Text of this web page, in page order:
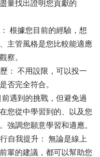
量找出證明您貢獻的
根據您目前的經驗，想
主管風格是您比較能適應
察。
： 不用設限，可以投一
否完全符合。
遇到的挑戰，但避免過
您從中學習到的、以及您
強調您願意學習和適應。
自我提升： 無論是線上
輩的建議，都可以幫助您